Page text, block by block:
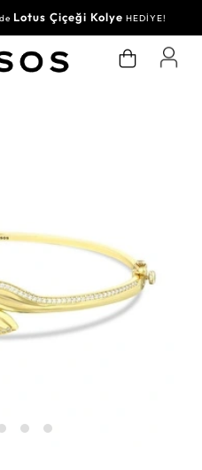
Lotus Çiçeği Kolye HEDİYE!